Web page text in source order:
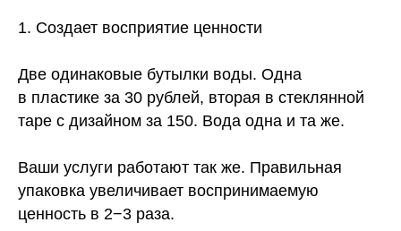
1. Создает восприятие ценности
Две одинаковые бутылки воды. Одна
в пластике за 30 рублей, вторая в стеклянной
таре с дизайном за 150. Вода одна и та же.
Ваши услуги работают так же. Правильная
упаковка увеличивает воспринимаемую
ценность в 2−3 раза.